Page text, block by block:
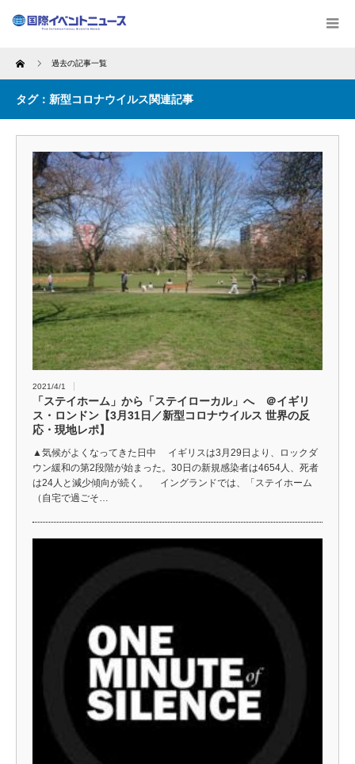
Home 過去の記事一覧
タグ：新型コロナウイルス関連記事
2021/4/1
「ステイホーム」から「ステイローカル」へ ＠イギリ
ス・ロンドン【3月31日／新型コロナウイルス 世界の反
応・現地レポ】
▲気候がよくなってきた日中 イギリスは3月29日より、ロックダ
ウン緩和の第2段階が始まった。30日の新規感染者は4654人、死者
は24人と減少傾向が続く。 イングランドでは、「ステイホーム
（自宅で過ごそ…